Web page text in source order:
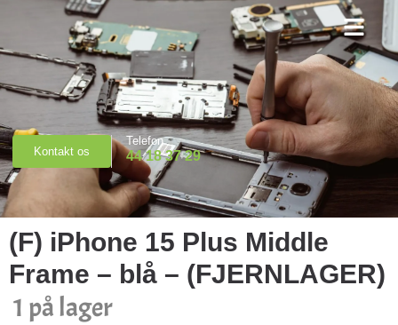
Kontakt os
Telefon
44 18 37 29
(F) iPhone 15 Plus Middle
Frame – blå – (FJERNLAGER)
1 på lager